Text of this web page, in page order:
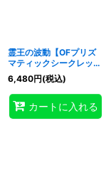
霊王の波動【OFプリズ
マティックシークレッ
ト】{LOSP-JP020}
《罠》
6,480円(税込)
カートに入れる